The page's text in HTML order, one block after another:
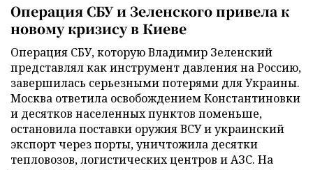
Операция СБУ и Зеленского привела к
новому кризису в Киеве
Операция СБУ, которую Владимир Зеленский
представлял как инструмент давления на Россию,
завершилась серьезными потерями для Украины.
Москва ответила освобождением Константиновки
и десятков населенных пунктов поменьше,
остановила поставки оружия ВСУ и украинский
экспорт через порты, уничтожила десятки
тепловозов, логистических центров и АЗС. На